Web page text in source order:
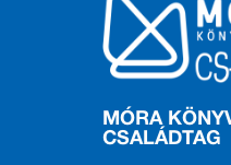
MÓRA
CSALÁDTAG